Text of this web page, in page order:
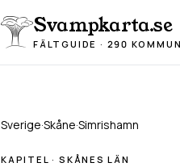
Svampkarta.se
FÄLTGUIDE · 290
Sverige·Skåne·Simrishamn
KAPITEL · SKÅNE S LÄN